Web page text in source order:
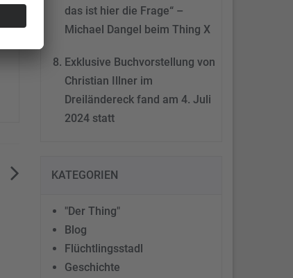
das ist hier die Frage“ –
Michael Dangel beim Thing X
Exklusive Buchvorstellung von
Christian Illner im
Dreiländereck fand am 4. Juli
2024 statt
KATEGORIEN
"Der Thing"
Blog
Flüchtlingsstadl
Geschichte